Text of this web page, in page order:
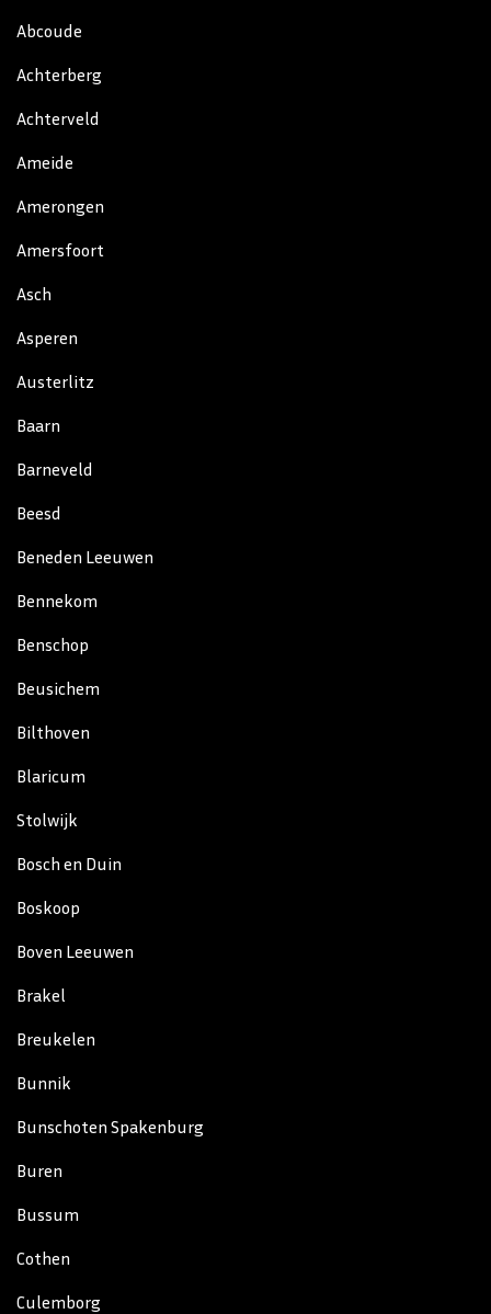
Abcoude
Achterberg
Achterveld
Ameide
Amerongen
Amersfoort
Asch
Asperen
Austerlitz
Baarn
Barneveld
Beesd
Beneden Leeuwen
Bennekom
Benschop
Beusichem
Bilthoven
Blaricum
Stolwijk
Bosch en Duin
Boskoop
Boven Leeuwen
Brakel
Breukelen
Bunnik
Bunschoten Spakenburg
Buren
Bussum
Cothen
Culemborg